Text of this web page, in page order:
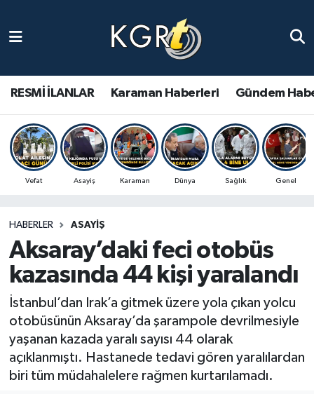
RESMİ İLANLAR Karaman Haberleri Gündem
Vefat Asayiş Karaman Dünya Sağlık Genel
HABERLER ASAYIŞ
Aksaray’daki feci otobüs
kazasında 44 kişi yaralandı
İstanbul’dan Irak’a gitmek üzere yola çıkan yolcu
otobüsünün Aksaray’da şarampole devrilmesiyle
yaşanan kazada yaralı sayısı 44 olarak
açıklanmıştı. Hastanede tedavi gören yaralılardan
biri tüm müdahalelere rağmen kurtarılamadı.
Gündem Haberleri
Güncel Haberler
Spor Haberleri
Ulusal Haberler
Vefat Edenler